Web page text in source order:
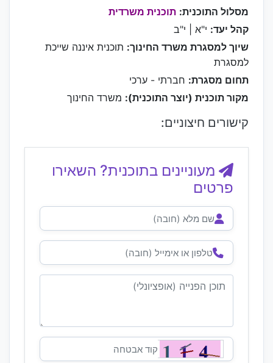
מסלול התוכנית: תוכנית משרדית
קהל יעד: י"א | י"ב
שיוך למסגרת משרד החינוך: תוכנית איננה שייכת
למסגרת
תחום מסגרת: חברתי - ערכי
מקור תוכנית (יוצר התוכנית): משרד החינוך
קישורים חיצוניים:
מעוניינים בתוכנית? השאירו
פרטים